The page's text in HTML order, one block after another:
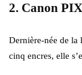
2. Canon
Dernière-née de
cinq encres, elle